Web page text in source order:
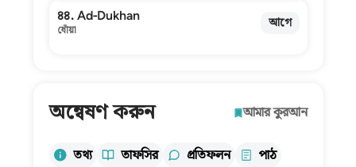
৪৪. Ad-Dukhan
ধোঁয়া আগে
অন্বেষণ করুন আমার কুরআন
তথ্য তাফসির প্রতিফলন পাঠ